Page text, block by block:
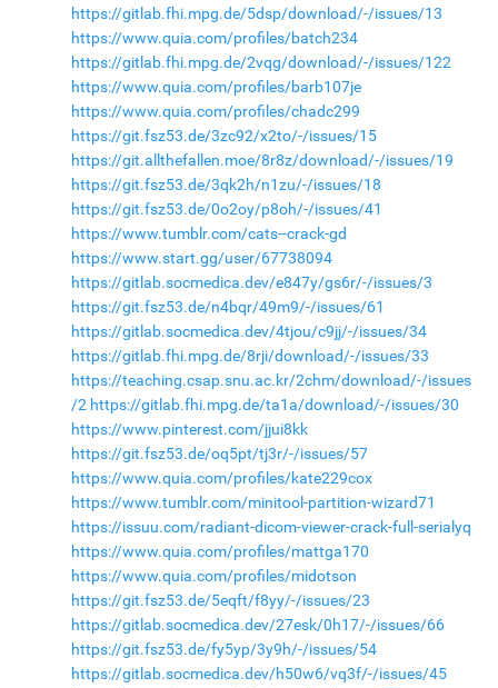
https://gitlab.fhi.mpg.de/5dsp/download/-/issues/13
https://www.quia.com/profiles/batch234
https://gitlab.fhi.mpg.de/2vqg/download/-/issues/122
https://www.quia.com/profiles/barb107je
https://www.quia.com/profiles/chadc299
https://git.fsz53.de/3zc92/x2to/-/issues/15
https://git.allthefallen.moe/8r8z/download/-/issues/19
https://git.fsz53.de/3qk2h/n1zu/-/issues/18
https://git.fsz53.de/0o2oy/p8oh/-/issues/41
https://www.tumblr.com/cats--crack-gd
https://www.start.gg/user/67738094
https://gitlab.socmedica.dev/e847y/gs6r/-/issues/3
https://git.fsz53.de/n4bqr/49m9/-/issues/61
https://gitlab.socmedica.dev/4tjou/c9jj/-/issues/34
https://gitlab.fhi.mpg.de/8rji/download/-/issues/33
https://teaching.csap.snu.ac.kr/2chm/download/-/issues
/2 https://gitlab.fhi.mpg.de/ta1a/download/-/issues/30
https://www.pinterest.com/jjui8kk
https://git.fsz53.de/oq5pt/tj3r/-/issues/57
https://www.quia.com/profiles/kate229cox
https://www.tumblr.com/minitool-partition-wizard71
https://issuu.com/radiant-dicom-viewer-crack-full-serialyq
https://www.quia.com/profiles/mattga170
https://www.quia.com/profiles/midotson
https://git.fsz53.de/5eqft/f8yy/-/issues/23
https://gitlab.socmedica.dev/27esk/0h17/-/issues/66
https://git.fsz53.de/fy5yp/3y9h/-/issues/54
https://gitlab.socmedica.dev/h50w6/vq3f/-/issues/45